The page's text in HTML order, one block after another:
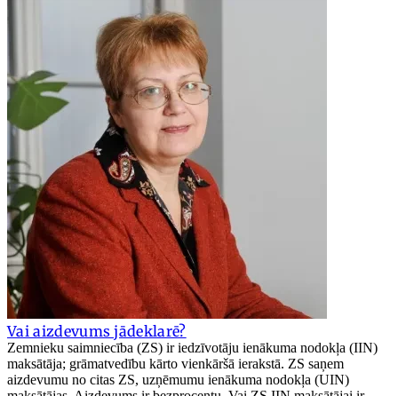
Vai aizdevums jādeklarē?
Zemnieku saimniecība (ZS) ir iedzīvotāju ienākuma nodokļa (IIN)
maksātāja; grāmatvedību kārto vienkāršā ierakstā. ZS saņem
aizdevumu no citas ZS, uzņēmumu ienākuma nodokļa (UIN)